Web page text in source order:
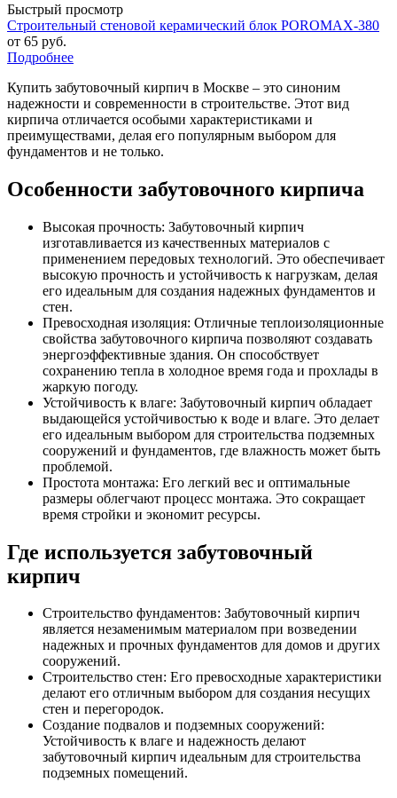
Быстрый просмотр
Строительный стеновой керамический блок POROMAX-380
от 65 руб.
Подробнее
Купить забутовочный кирпич в Москве – это синоним
надежности и современности в строительстве. Этот вид
кирпича отличается особыми характеристиками и
преимуществами, делая его популярным выбором для
фундаментов и не только.
Особенности забутовочного кирпича
Высокая прочность: Забутовочный кирпич
изготавливается из качественных материалов с
применением передовых технологий. Это обеспечивает
высокую прочность и устойчивость к нагрузкам, делая
его идеальным для создания надежных фундаментов и
стен.
Превосходная изоляция: Отличные теплоизоляционные
свойства забутовочного кирпича позволяют создавать
энергоэффективные здания. Он способствует
сохранению тепла в холодное время года и прохлады в
жаркую погоду.
Устойчивость к влаге: Забутовочный кирпич обладает
выдающейся устойчивостью к воде и влаге. Это делает
его идеальным выбором для строительства подземных
сооружений и фундаментов, где влажность может быть
проблемой.
Простота монтажа: Его легкий вес и оптимальные
размеры облегчают процесс монтажа. Это сокращает
время стройки и экономит ресурсы.
Где используется забутовочный
кирпич
Строительство фундаментов: Забутовочный кирпич
является незаменимым материалом при возведении
надежных и прочных фундаментов для домов и других
сооружений.
Строительство стен: Его превосходные характеристики
делают его отличным выбором для создания несущих
стен и перегородок.
Создание подвалов и подземных сооружений:
Устойчивость к влаге и надежность делают
забутовочный кирпич идеальным для строительства
подземных помещений.